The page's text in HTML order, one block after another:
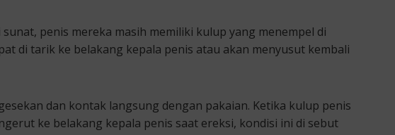
penis mereka masih memiliki kulup yang menempel di
di tarik ke belakang kepala penis atau akan menyusut kembali
dan kontak langsung dengan pakaian. Ketika kulup penis
ke belakang kepala penis saat ereksi, kondisi ini di sebut